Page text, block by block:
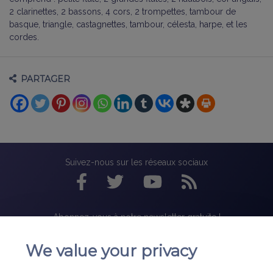
2 clarinettes, 2 bassons, 4 cors, 2 trompettes, tambour de
basque, triangle, castagnettes, tambour, célesta, harpe, et les
cordes.
PARTAGER
Suivez-nous sur les réseaux sociaux
Abonnez-vous à notre newsletter gratuite !
We value your privacy